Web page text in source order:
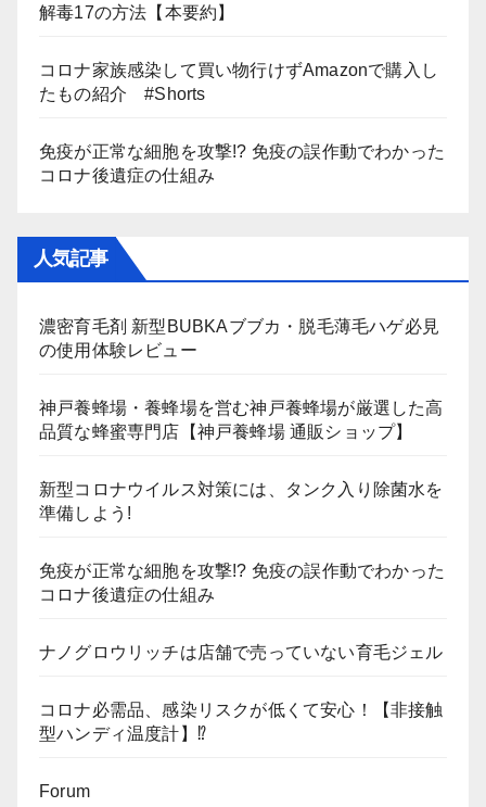
解毒17の方法【本要約】
コロナ家族感染して買い物行けずAmazonで購入し
たもの紹介 #Shorts
免疫が正常な細胞を攻撃!? 免疫の誤作動でわかった
コロナ後遺症の仕組み
人気記事
濃密育毛剤 新型BUBKAブブカ・脱毛薄毛ハゲ必見
の使用体験レビュー
神戸養蜂場・養蜂場を営む神戸養蜂場が厳選した高
品質な蜂蜜専門店【神戸養蜂場 通販ショップ】
新型コロナウイルス対策には、タンク入り除菌水を
準備しよう!
免疫が正常な細胞を攻撃!? 免疫の誤作動でわかった
コロナ後遺症の仕組み
ナノグロウリッチは店舗で売っていない育毛ジェル
コロナ必需品、感染リスクが低くて安心！【非接触
型ハンディ温度計】⁉
Forum